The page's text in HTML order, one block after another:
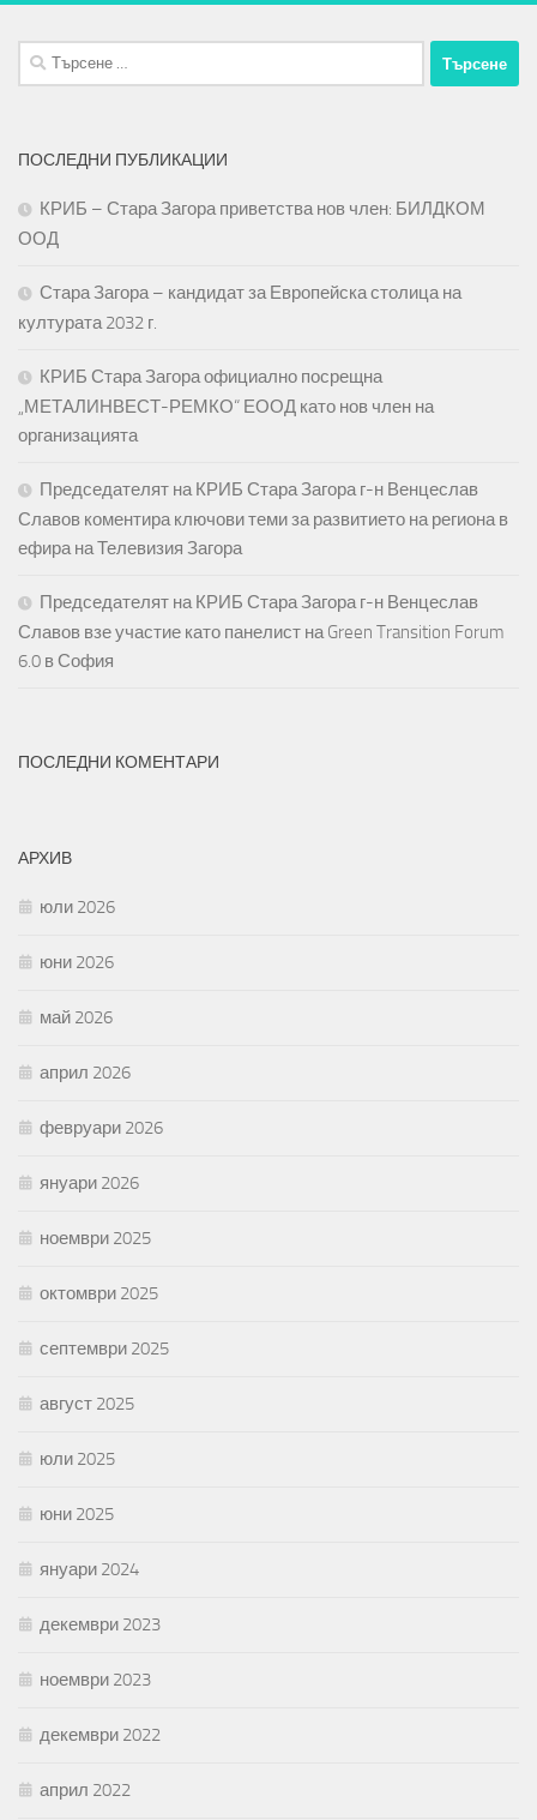
Търсене
за:
ПОСЛЕДНИ ПУБЛИКАЦИИ
КРИБ – Стара Загора приветства нов член: БИЛДКОМ
ООД
Стара Загора – кандидат за Европейска столица на
културата 2032 г.
КРИБ Стара Загора официално посрещна
„МЕТАЛИНВЕСТ-РЕМКО“ ЕООД като нов член на
организацията
Председателят на КРИБ Стара Загора г-н Венцеслав
Славов коментира ключови теми за развитието на региона в
ефира на Телевизия Загора
Председателят на КРИБ Стара Загора г-н Венцеслав
Славов взе участие като панелист на Green Transition Forum
6.0 в София
ПОСЛЕДНИ КОМЕНТАРИ
АРХИВ
юли 2026
юни 2026
май 2026
април 2026
февруари 2026
януари 2026
ноември 2025
октомври 2025
септември 2025
август 2025
юли 2025
юни 2025
януари 2024
декември 2023
ноември 2023
декември 2022
април 2022